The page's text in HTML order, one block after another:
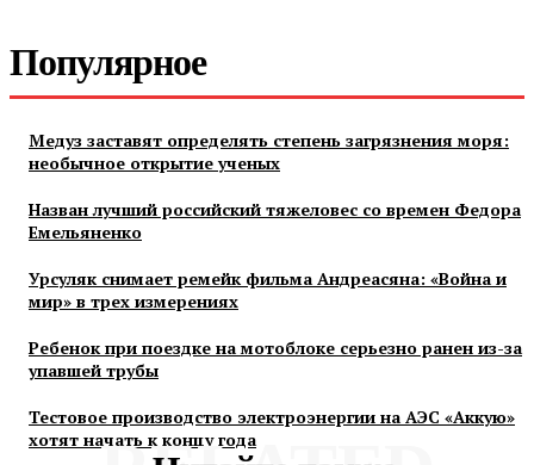
Популярное
Медуз заставят определять степень загрязнения моря:
необычное открытие ученых
Назван лучший российский тяжеловес со времен Федора
Емельяненко
Урсуляк снимает ремейк фильма Андреасяна: «Война и
мир» в трех измерениях
Ребенок при поездке на мотоблоке серьезно ранен из-за
упавшей трубы
Тестовое производство электроэнергии на АЭС «Аккую»
хотят начать к концу года